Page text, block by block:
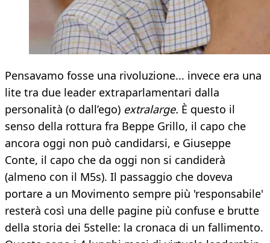
Pensavamo fosse una rivoluzione... invece era una
lite tra due leader extraparlamentari dalla
personalità (o dall’ego) extralarge. È questo il
senso della rottura fra Beppe Grillo, il capo che
ancora oggi non può candidarsi, e Giuseppe
Conte, il capo che da oggi non si candiderà
(almeno con il M5s). Il passaggio che doveva
portare a un Movimento sempre più 'responsabile'
resterà così una delle pagine più confuse e brutte
della storia dei 5stelle: la cronaca di un fallimento.